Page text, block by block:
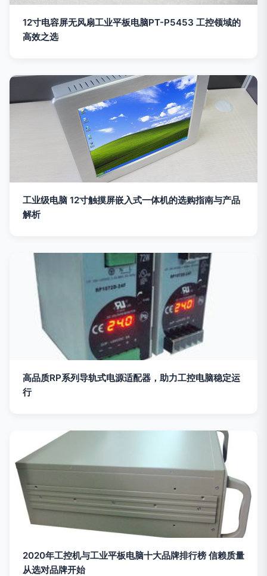
12寸电容屏无风扇工业平板电脑PT-P5453 工控领域的
高效之选
工业级电脑 12寸触摸屏嵌入式一体机的选购指南与产品
解析
高品质RP系列导轨式电源适配器，助力工控电脑稳定运
行
2020年工控机与工业平板电脑十大品牌排行榜 信赖质量
从选对品牌开始